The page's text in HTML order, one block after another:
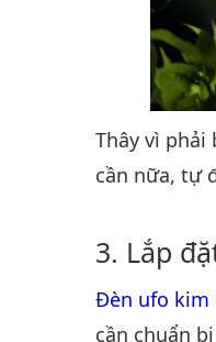
Thây vì
cần nữa, tự
Lắp
Đèn ufo kim
cần chuẩn